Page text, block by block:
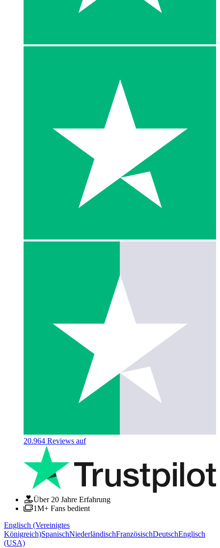
20.964 Reviews auf
Über 20 Jahre Erfahrung
1M+ Fans bedient
Englisch (Vereinigtes
Königreich)SpanischNiederländischFranzösischDeutschEnglisch
(USA)